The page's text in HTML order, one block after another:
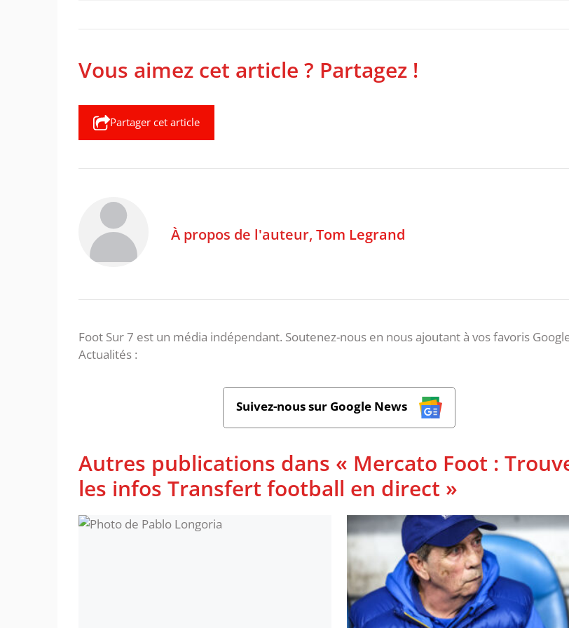
Vous aimez cet article ? Partagez !
Partager cet article
À propos de l'auteur, Tom Legrand
Foot Sur 7 est un média indépendant. Soutenez-nous en nous ajoutant à vos favoris
Actualités :
Suivez-nous sur Google News
Autres publications dans « Mercato Foot :
les infos Transfert football en direct »